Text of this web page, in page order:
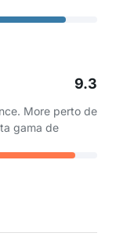
9.3
More perto de
gama de